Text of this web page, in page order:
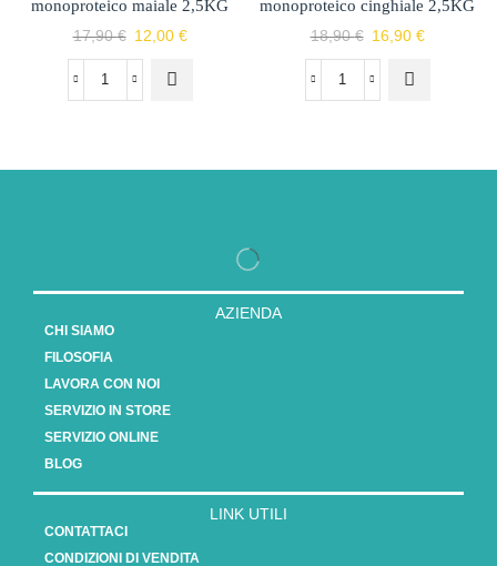
monoproteico maiale 2,5KG
17,90€ 12,00 €
monoproteico cinghiale 2,5KG
18,90€ 16,90 €
AZIENDA
CHI SIAMO
FILOSOFIA
LAVORA CON NOI
SERVIZIO IN STORE
SERVIZIO ONLINE
BLOG
LINK UTILI
CONTATTACI
CONDIZIONI DI VENDITA